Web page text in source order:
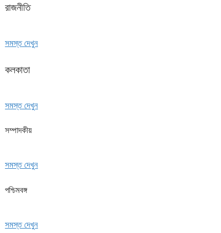
রাজনীতি
সমস্ত দেখুন
কলকাতা
সমস্ত দেখুন
সম্পাদকীয়
সমস্ত দেখুন
পশ্চিমবঙ্গ
সমস্ত দেখুন